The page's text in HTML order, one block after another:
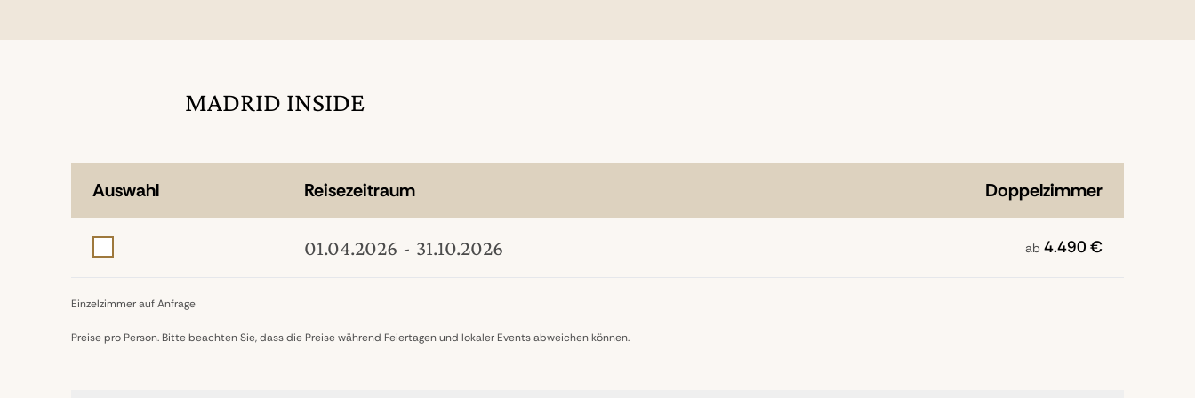
MADRID INSIDE
Auswahl Reisezeitraum Doppelzimmer
01.04.2026 - 31.10.2026 ab 4.490 €
Einzelzimmer auf Anfrage
Preise pro Person. Bitte beachten Sie, dass die Preise während Feiertagen und lokaler Events abweichen können.